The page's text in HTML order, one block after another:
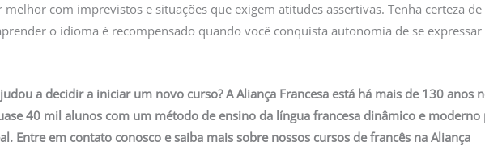
melhor com imprevistos e situações que exigem atitudes assertivas. Tenha certeza de
o idioma é recompensado quando você conquista autonomia de se expressar
a decidir a iniciar um novo curso? A Aliança Francesa está há mais de 130 anos
40 mil alunos com um método de ensino da língua francesa dinâmico e moderno
Entre em contato conosco e saiba mais sobre nossos cursos de francês na Aliança